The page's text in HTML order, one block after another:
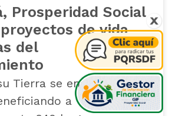
Prosperidad Social
de vida
del
Tierra se encuentra en
a